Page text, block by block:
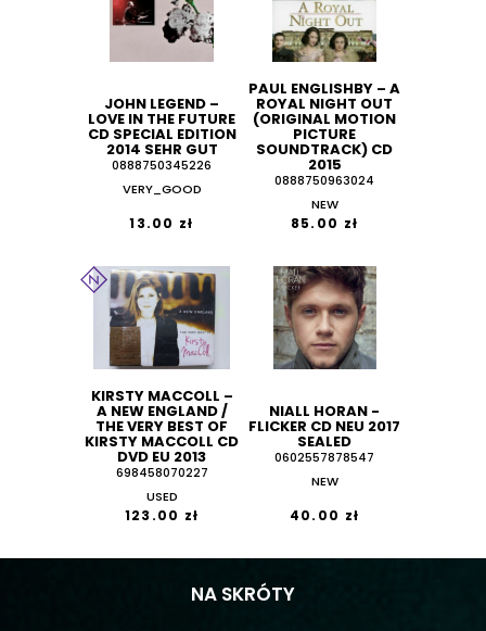
JOHN LEGEND ‎–
LOVE IN THE FUTURE
CD SPECIAL EDITION
2014 SEHR GUT
0888750345226
VERY_GOOD
13.00 zł
PAUL ENGLISHBY ‎– A
ROYAL NIGHT OUT
(ORIGINAL MOTION
PICTURE
SOUNDTRACK) CD
2015
0888750963024
NEW
85.00 zł
KIRSTY MACCOLL –
A NEW ENGLAND /
THE VERY BEST OF
KIRSTY MACCOLL CD
DVD EU 2013
698458070227
USED
123.00 zł
NIALL HORAN -
FLICKER CD NEU 2017
SEALED
0602557878547
NEW
40.00 zł
NA SKRÓTY